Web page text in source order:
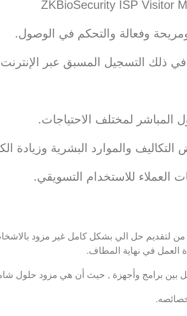
وفعالة والتحكم في الوصول.
المباشر لمختلف الاحتياجات.
والموارد البشرية وزيادة
العملاء للاستخدام التسويقي.
من لتقديم حل الي بشكل كامل غير مزود
العمل في نهاية المطاف.
بين برامج وأجهزة , حيث أن هي مزود حلول